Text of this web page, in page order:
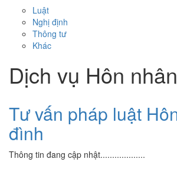
Luật
Nghị định
Thông tư
Khác
Dịch vụ Hôn nhân
Tư vấn pháp luật
đình
Thông tin đang cập nhật...................